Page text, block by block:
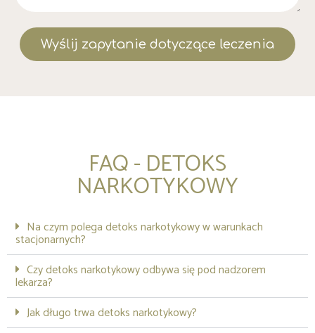
Wyślij zapytanie dotyczące leczenia
FAQ - DETOKS
NARKOTYKOWY
Na czym polega detoks narkotykowy w warunkach
stacjonarnych?
Czy detoks narkotykowy odbywa się pod nadzorem
lekarza?
Jak długo trwa detoks narkotykowy?